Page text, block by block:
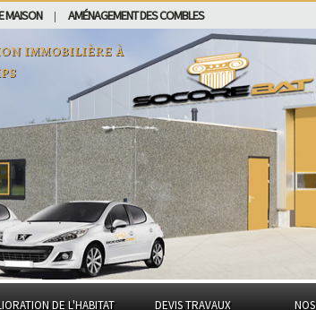
MAISON AMÉNAGEMENT DES COMBLES
immobilière à
DE L'HABITAT DEVIS TRAVAUX